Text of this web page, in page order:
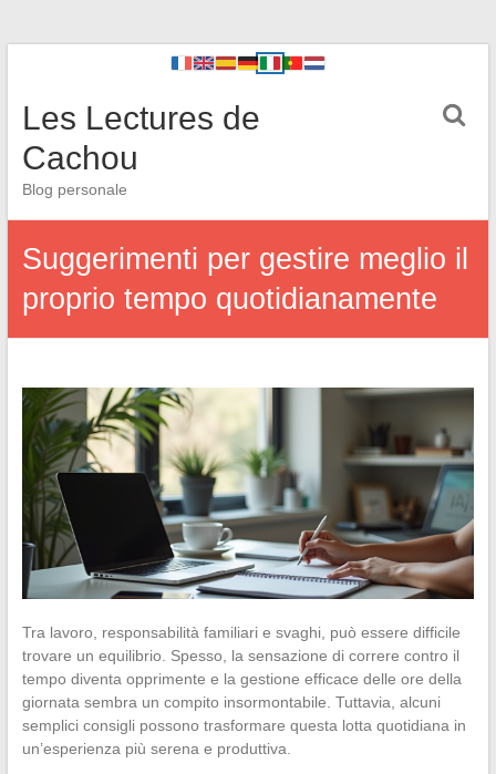
Les Lectures de
Cachou
Blog personale
Suggerimenti per gestire meglio il
proprio tempo quotidianamente
Tra lavoro, responsabilità familiari e svaghi, può essere difficile
trovare un equilibrio. Spesso, la sensazione di correre contro il
tempo diventa opprimente e la gestione efficace delle ore della
giornata sembra un compito insormontabile. Tuttavia, alcuni
semplici consigli possono trasformare questa lotta quotidiana in
un’esperienza più serena e produttiva.